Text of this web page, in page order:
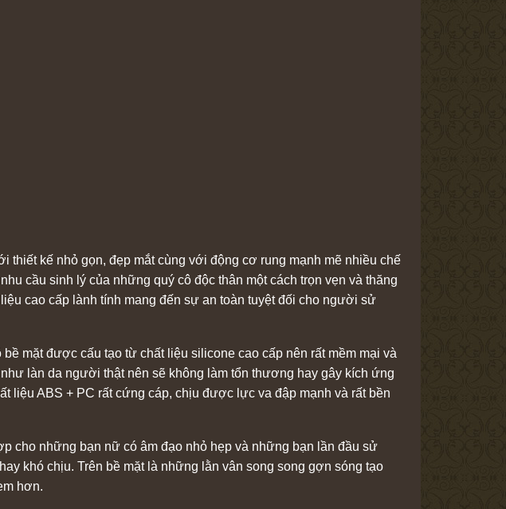
thiết kế nhỏ gọn, đẹp mắt cùng với động cơ rung mạnh mẽ nhiều chế
cầu sinh lý của những quý cô độc thân một cách trọn vẹn và thăng
cao cấp lành tính mang đến sự an toàn tuyệt đối cho người sử
mặt được cấu tạo từ chất liệu silicone cao cấp nên rất mềm mại và
làn da người thật nên sẽ không làm tổn thương hay gây kích ứng
liệu ABS + PC rất cứng cáp, chịu được lực va đập mạnh và rất bền
cho những bạn nữ có âm đạo nhỏ hẹp và những bạn lần đầu sử
khó chịu. Trên bề mặt là những lằn vân song song gợn sóng tạo
hơn.